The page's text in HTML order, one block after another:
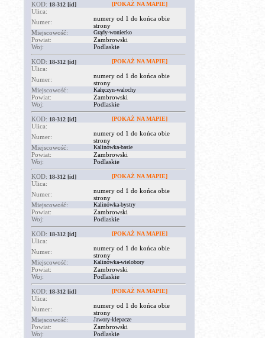
KOD: 18-312 [id] [POKAŻ NA MAPIE]
Ulica:
Numer:
numery od 1 do końca obie
strony
Miejscowość:
Grądy-woniecko
Powiat:
Zambrowski
Woj:
Podlaskie
KOD: 18-312 [id] [POKAŻ NA MAPIE]
Ulica:
Numer:
numery od 1 do końca obie
strony
Miejscowość:
Kałęczyn-walochy
Powiat:
Zambrowski
Woj:
Podlaskie
KOD: 18-312 [id] [POKAŻ NA MAPIE]
Ulica:
Numer:
numery od 1 do końca obie
strony
Miejscowość:
Kalinówka-basie
Powiat:
Zambrowski
Woj:
Podlaskie
KOD: 18-312 [id] [POKAŻ NA MAPIE]
Ulica:
Numer:
numery od 1 do końca obie
strony
Miejscowość:
Kalinówka-bystry
Powiat:
Zambrowski
Woj:
Podlaskie
KOD: 18-312 [id] [POKAŻ NA MAPIE]
Ulica:
Numer:
numery od 1 do końca obie
strony
Miejscowość:
Kalinówka-wielobory
Powiat:
Zambrowski
Woj:
Podlaskie
KOD: 18-312 [id] [POKAŻ NA MAPIE]
Ulica:
Numer:
numery od 1 do końca obie
strony
Miejscowość:
Jawory-klepacze
Powiat:
Zambrowski
Woj:
Podlaskie